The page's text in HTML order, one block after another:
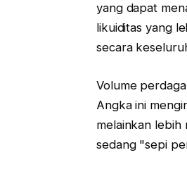
yang dapat
likuiditas yang
secara
Volume
Angka ini
melainkan lebih
sedang "sepi